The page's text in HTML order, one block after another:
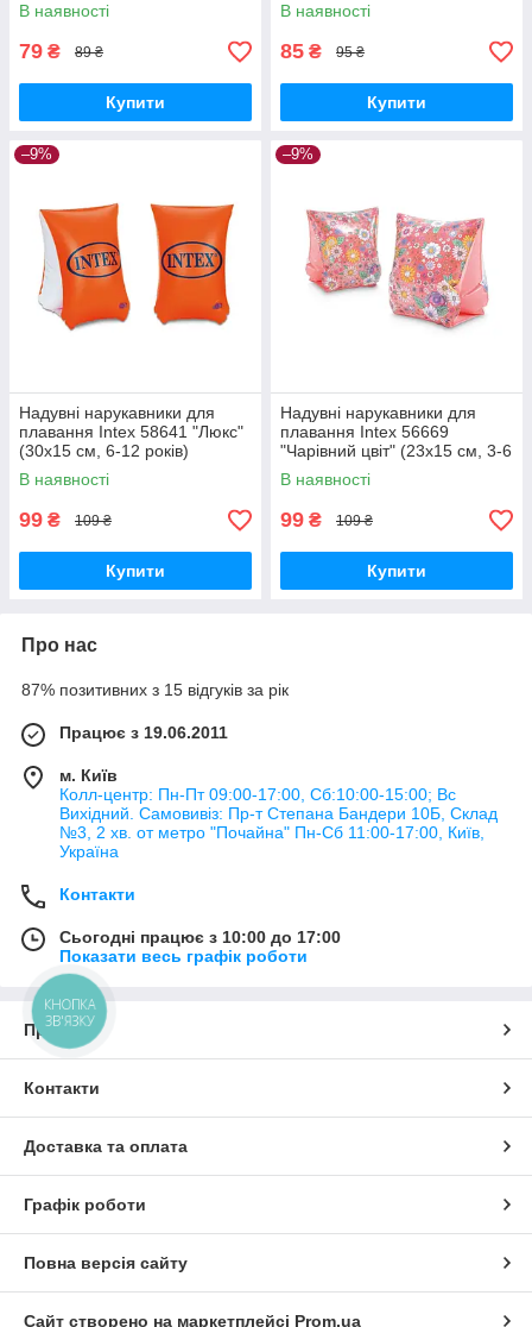
В наявності
79 ₴ 89 ₴
Купити
В наявності
85 ₴ 95 ₴
Купити
–9%
Надувні нарукавники для
плавання Intex 58641 "Люкс"
(30х15 см, 6-12 років)
В наявності
99 ₴ 109 ₴
Купити
–9%
Надувні нарукавники для
плавання Intex 56669
"Чарівний цвіт" (23х15 см, 3-6
років)
В наявності
99 ₴ 109 ₴
Купити
Про нас
87% позитивних з 15 відгуків за рік
Працює з 19.06.2011
м. Київ
Колл-центр: Пн-Пт 09:00-17:00, Сб:10:00-15:00; Вс
Вихідний. Самовивіз: Пр-т Степана Бандери 10Б, Склад
№3, 2 хв. от метро "Почайна" Пн-Cб 11:00-17:00, Київ,
Україна
Контакти
Сьогодні працює з 10:00 до 17:00
Показати весь графік роботи
Про нас
Контакти
Доставка та оплата
Графік роботи
Повна версія сайту
Сайт створено на маркетплейсі Prom.ua
КНОПКА
ЗВ'ЯЗКУ